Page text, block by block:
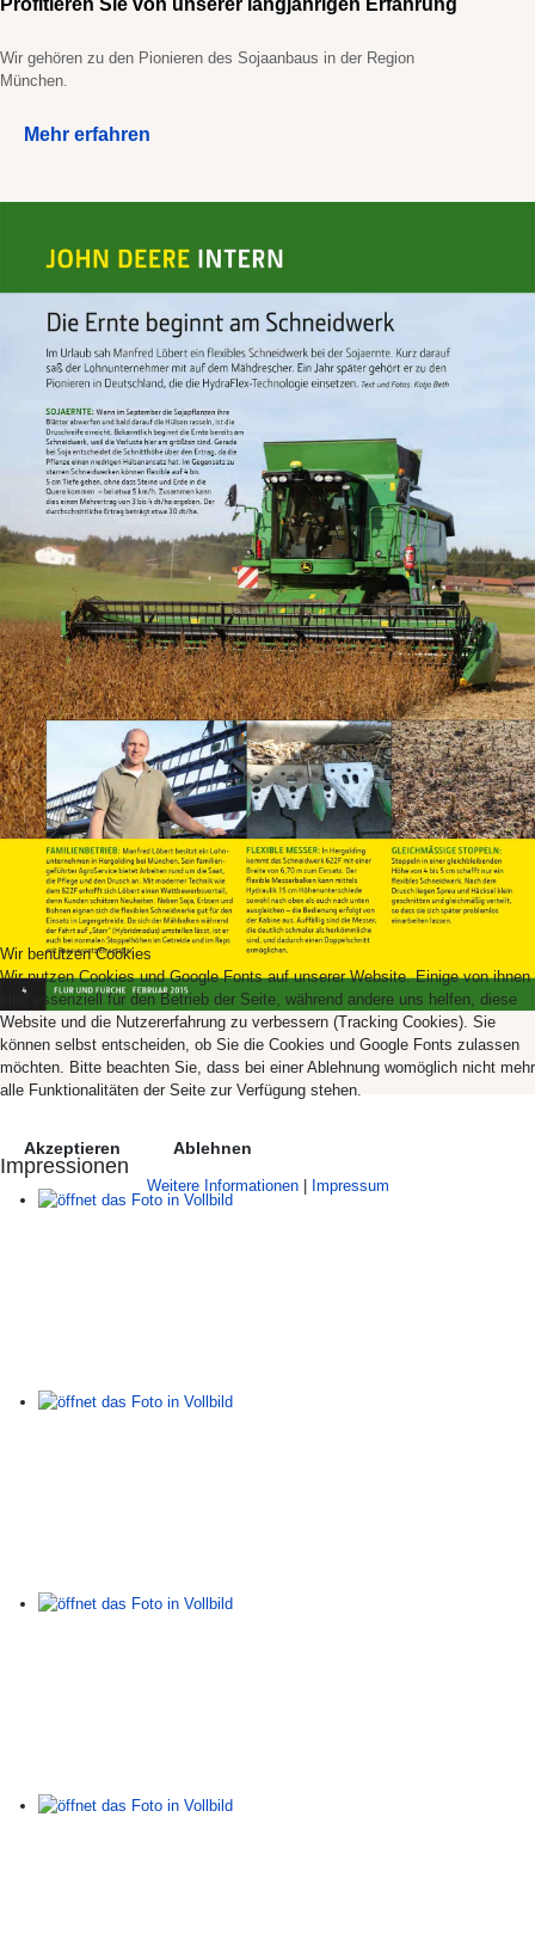
Profitieren Sie von unserer langjährigen Erfahrung
Wir gehören zu den Pionieren des Sojaanbaus in der Region
München.
Mehr erfahren
Impressionen
Wir benutzen Cookies
Wir nutzen Cookies und Google Fonts auf unserer Website. Einige von ihnen
sind essenziell für den Betrieb der Seite, während andere uns helfen, diese
Website und die Nutzererfahrung zu verbessern (Tracking Cookies). Sie
können selbst entscheiden, ob Sie die Cookies und Google Fonts zulassen
möchten. Bitte beachten Sie, dass bei einer Ablehnung womöglich nicht mehr
alle Funktionalitäten der Seite zur Verfügung stehen.
Akzeptieren Ablehnen
Weitere Informationen| Impressum